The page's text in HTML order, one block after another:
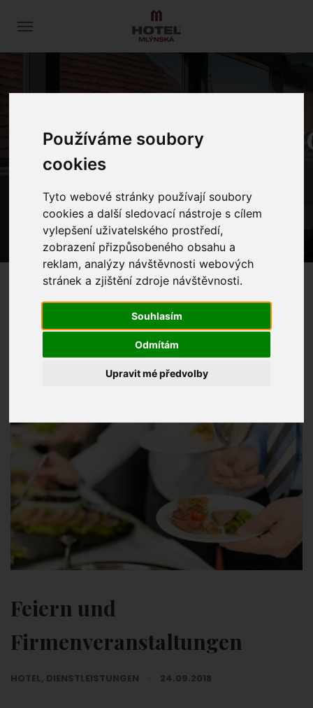
Používáme soubory
cookies
Tyto webové stránky používají soubory
cookies a další sledovací nástroje s cílem
vylepšení uživatelského prostředí,
zobrazení přizpůsobeného obsahu a
reklam, analýzy návštěvnosti webových
stránek a zjištění zdroje návštěvnosti.
Souhlasím
Odmítám
Upravit mé předvolby
PROLOG
DIENSTLEISTUNGEN
FEIERN UND FIRMENVERANSTALTUNGEN
Feiern und
Firmenveranstaltungen
HOTEL, DIENSTLEISTUNGEN 24.09.2018